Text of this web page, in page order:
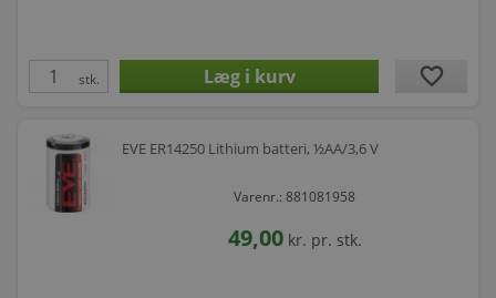
stk. favorite
EVE ER14250 Lithium batteri, ½AA/3,6 V
Varenr.: 881081958
49,00 kr. pr. stk.